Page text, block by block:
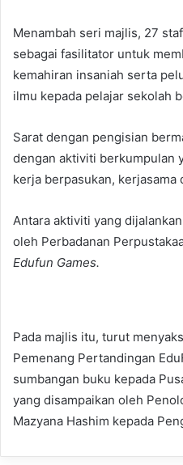
Menambah seri majlis, 27
sebagai fasilitator untuk
kemahiran insaniah serta
ilmu kepada pelajar sekolah
Sarat dengan pengisian
dengan aktiviti berkumpulan
kerja berpasukan, kerjasama
Antara aktiviti yang
oleh Perbadanan
Edufun Games.
Pada majlis itu, turut
Pemenang Pertandingan
sumbangan buku kepada
yang disampaikan oleh
Mazyana Hashim kepada